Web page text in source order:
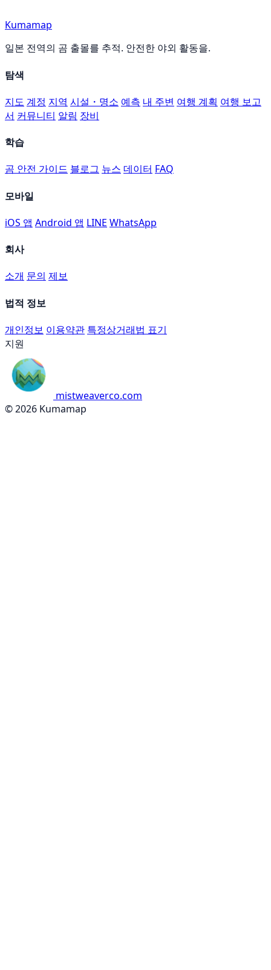
Kumamap
일본 전역의 곰 출몰를 추적. 안전한 야외 활동을.
탐색
지도 계정 지역 시설・명소 예측 내 주변 여행 계획 여행 보고
서 커뮤니티 알림 장비
학습
곰 안전 가이드 블로그 뉴스 데이터 FAQ
모바일
iOS 앱 Android 앱 LINE WhatsApp
회사
소개 문의 제보
법적 정보
개인정보 이용약관 특정상거래법 표기
지원
mistweaverco.com
© 2026 Kumamap